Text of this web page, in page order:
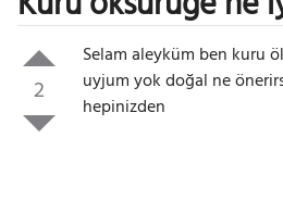
2
Selam aleyküm ben kuru
uyjum yok doğal ne
hepinizden